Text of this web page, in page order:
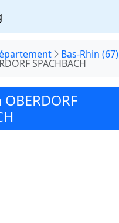
Bas-Rhin (67)
SPACHBACH